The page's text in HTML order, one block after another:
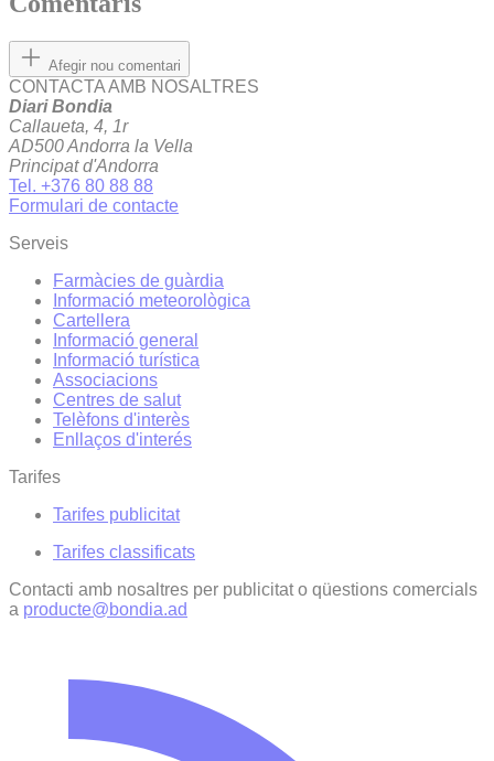
Afegir nou comentari
CONTACTA AMB NOSALTRES
Diari Bondia
Callaueta, 4, 1r
AD500 Andorra la Vella
Principat d'Andorra
Tel. +376 80 88 88
Formulari de contacte
Serveis
Farmàcies de guàrdia
Informació meteorològica
Cartellera
Informació general
Informació turística
Associacions
Centres de salut
Telèfons d'interès
Enllaços d'interés
Tarifes
Tarifes publicitat
Tarifes classificats
Contacti amb nosaltres per publicitat o qüestions comercials
a producte@bondia.ad